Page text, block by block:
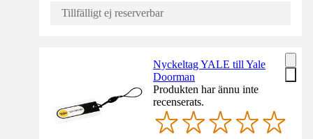
Tillfälligt ej reserverbar
Nyckeltag YALE till Yale
Doorman
Produkten har ännu inte
recenserats.